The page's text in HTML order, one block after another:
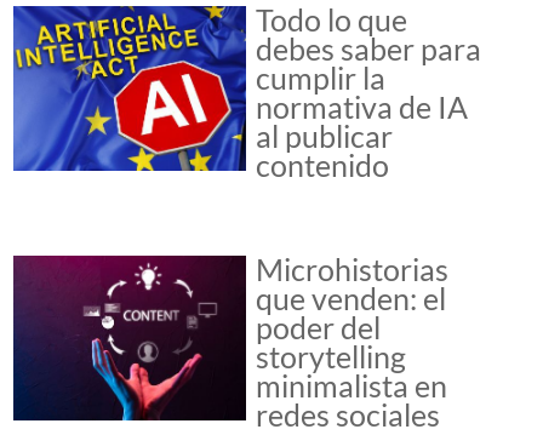
Todo lo que
debes saber para
cumplir la
normativa de IA
al publicar
contenido
Microhistorias
que venden: el
poder del
storytelling
minimalista en
redes sociales